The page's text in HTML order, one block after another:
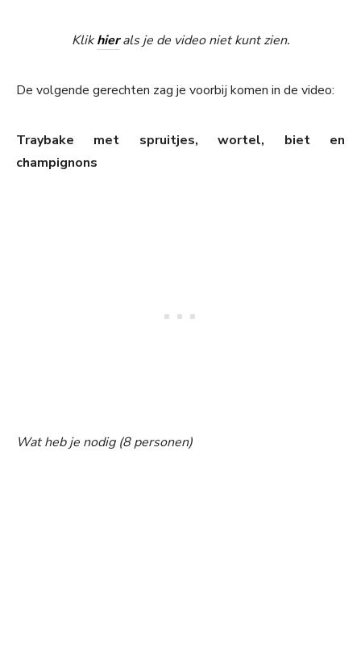
Klikhierals je de video niet kunt zien.
De volgende gerechten zag je voorbij komen in de video:
Traybake met spruitjes, wortel, biet en
champignons
Wat heb je nodig (8 personen)